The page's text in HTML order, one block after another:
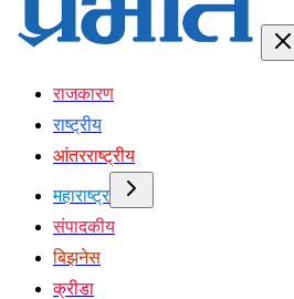
राजकारण
राष्ट्रीय
आंतरराष्ट्रीय
महाराष्ट्र
संपादकीय
बिझनेस
क्रीडा